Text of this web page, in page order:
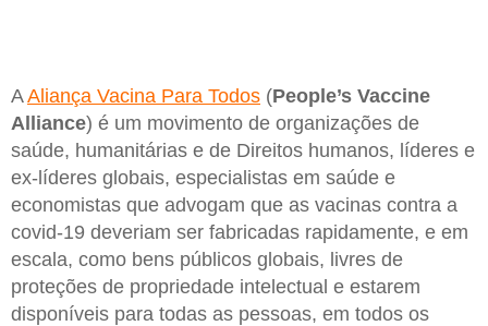
AAliança Vacina Para Todos (People’s Vaccine
Alliance) é um movimento de organizações de
saúde, humanitárias e de Direitos humanos, líderes e
ex-líderes globais, especialistas em saúde e
economistas que advogam que as vacinas contra a
covid-19 deveriam ser fabricadas rapidamente, e em
escala, como bens públicos globais, livres de
proteções de propriedade intelectual e estarem
disponíveis para todas as pessoas, em todos os